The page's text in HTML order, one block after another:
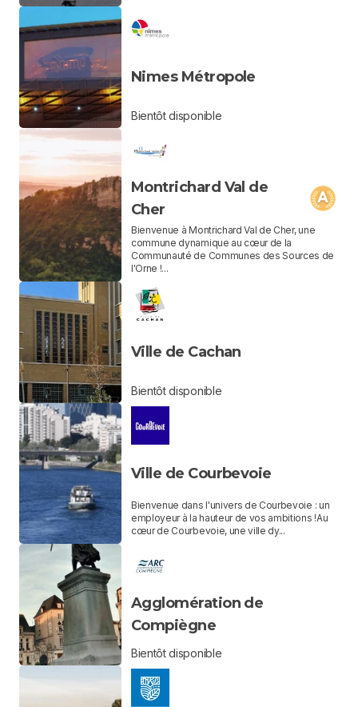
Nimes Métropole
Bientôt disponible
Montrichard Val de
Cher
Bienvenue à Montrichard Val de Cher, une
commune dynamique au cœur de la
Communauté de Communes des Sources de
l'Orne !...
Ville de Cachan
Bientôt disponible
Ville de Courbevoie
Bienvenue dans l'univers de Courbevoie : un
employeur à la hauteur de vos ambitions !Au
cœur de Courbevoie, une ville dy...
Agglomération de
Compiègne
Bientôt disponible